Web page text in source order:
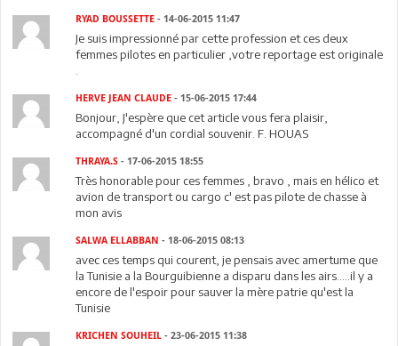
RYAD BOUSSETTE - 14-06-2015 11:47
Je suis impressionné par cette profession et ces deux
femmes pilotes en particulier ,votre reportage est originale
HERVE JEAN CLAUDE - 15-06-2015 17:44
Bonjour, J'espère que cet article vous fera plaisir,
accompagné d'un cordial souvenir. F. HOUAS
THRAYA.S - 17-06-2015 18:55
Très honorable pour ces femmes , bravo , mais en hélico et
avion de transport ou cargo c' est pas pilote de chasse à
mon avis
SALWA ELLABBAN - 18-06-2015 08:13
avec ces temps qui courent, je pensais avec amertume que
la Tunisie a la Bourguibienne a disparu dans les airs.....il y a
encore de l'espoir pour sauver la mère patrie qu'est la
Tunisie
KRICHEN SOUHEIL - 23-06-2015 11:38